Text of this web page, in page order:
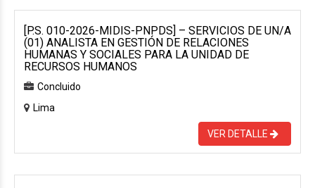
[P.S. 010-2026-MIDIS-PNPDS] – SERVICIOS DE UN/A
(01) ANALISTA EN GESTIÓN DE RELACIONES
HUMANAS Y SOCIALES PARA LA UNIDAD DE
RECURSOS HUMANOS
Concluido
Lima
VER DETALLE